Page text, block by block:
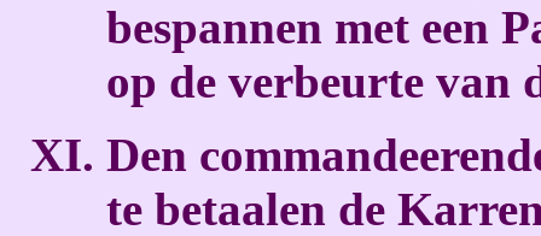
bespannen met een
op de verbeurte van
Den
te betaalen de